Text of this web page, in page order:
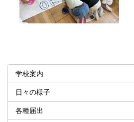
学校案内
日々の様子
各種届出